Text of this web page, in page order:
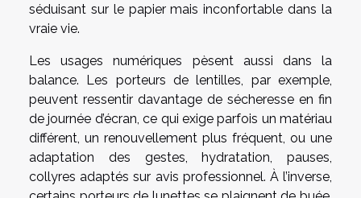
séduisant sur le papier mais inconfortable dans la
vraie vie.
Les usages numériques pèsent aussi dans la
balance. Les porteurs de lentilles, par exemple,
peuvent ressentir davantage de sécheresse en fin
de journée d’écran, ce qui exige parfois un matériau
différent, un renouvellement plus fréquent, ou une
adaptation des gestes, hydratation, pauses,
collyres adaptés sur avis professionnel. À l’inverse,